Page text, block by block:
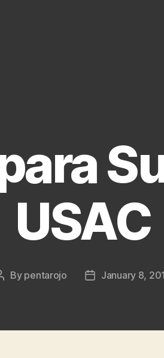
USAC
By pentarojo
PostJanuary 8,